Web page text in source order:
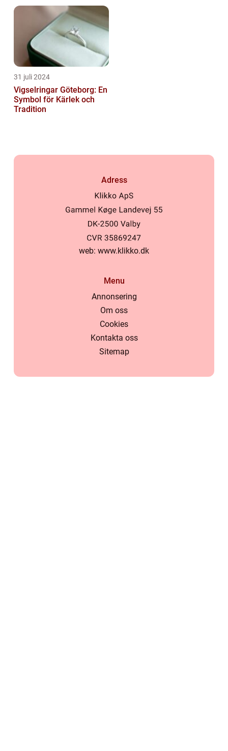
31 juli 2024
Vigselringar Göteborg: En
Symbol för Kärlek och
Tradition
Adress
web: www.klikko.dk
Menu
Annonsering
Om oss
Cookies
Kontakta oss
Sitemap